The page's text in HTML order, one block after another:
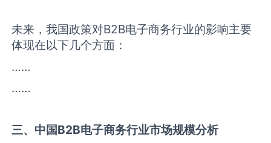
未来，我国政策对B2B电子商务行业的影响主要
体现在以下几个方面：
……
……
三、中国B2B电子商务行业市场规模分析